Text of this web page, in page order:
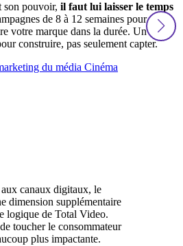
son pouvoir, il faut lui laisser le temps
de 8 à 12 semaines pour
votre marque dans la durée. Un
construire, pas seulement capter.
du média Cinéma
canaux digitaux, le
dimension supplémentaire
logique de Total Video.
toucher le consommateur
plus impactante.